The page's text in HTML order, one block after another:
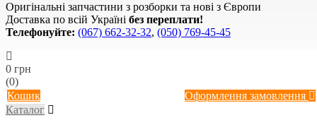
Оригінальні запчастини з розборки та нові з Європи
Доставка по всій Україні без переплати!
Телефонуйте: (067) 662-32-32, (050) 769-45-45
0 грн
(0)
Кошик
Оформлення замовлення
Каталог